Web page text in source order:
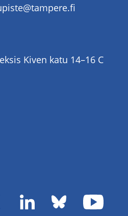
Kiven katu 14–16 C